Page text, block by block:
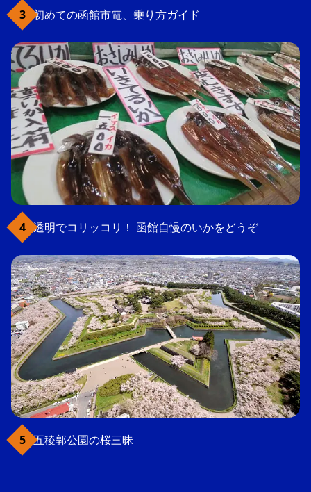
初めての函館市電、乗り方ガイド
透明でコリッコリ！ 函館自慢のいかをどうぞ
五稜郭公園の桜三昧